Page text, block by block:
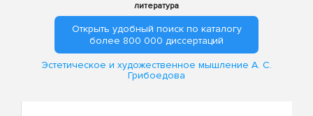
литература
Открыть удобный поиск по каталогу
более 800 000 диссертаций
Эстетическое и художественное мышление А. С.
Грибоедова